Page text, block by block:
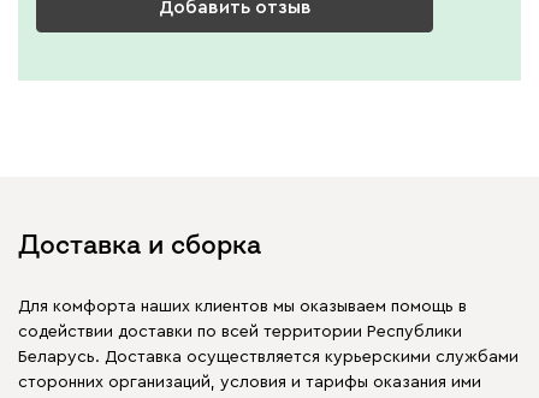
Добавить отзыв
Доставка и сборка
Для комфорта наших клиентов мы оказываем помощь в
содействии доставки по всей территории Республики
Беларусь. Доставка осуществляется курьерскими службами
сторонних организаций, условия и тарифы оказания ими